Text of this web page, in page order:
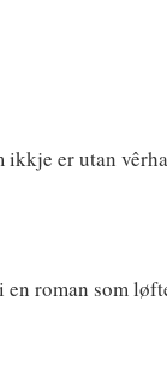
er utan
roman som